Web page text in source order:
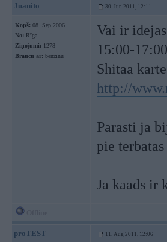
Juanito 30. Jun 2011, 12:11
Kopš: 08. Sep 2006
No: Rīga
Ziņojumi: 1278
Braucu ar: benzīnu
Vai ir
15:00-
Shitaa
http://
Parasti ja
pie
Ja kaads ir
proTEST 11. Aug 2011, 12:06